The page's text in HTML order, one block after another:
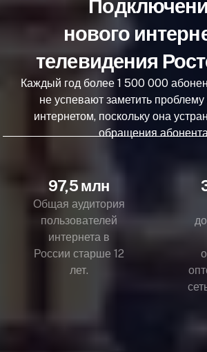
нового
телевидения
Каждый год более 1 500 000
не успевают заметить
интернетом, поскольку она
обращения
97,5 млн
Общая аудитория
пользователей
интернета в
России старше 12
лет.